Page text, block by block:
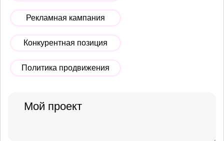
Рекламная кампания
Конкурентная позиция
Политика продвижения